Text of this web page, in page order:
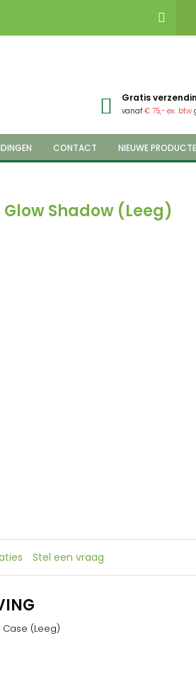
Gratis
vanaf€ 75,- ex. btw
CONTACT NIEUWE
Shadow (Leeg)
Stel een vraag
(Leeg)